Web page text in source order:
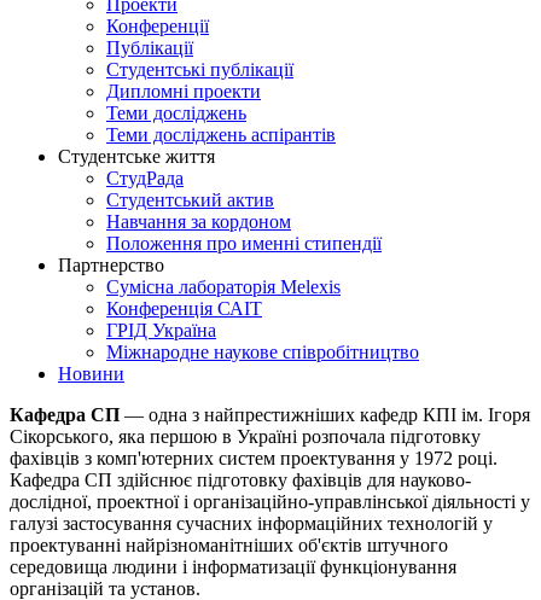
Проекти
Конференції
Публікації
Студентські публікації
Дипломні проекти
Теми досліджень
Теми досліджень аспірантів
Студентське життя
СтудРада
Студентський актив
Навчання за кордоном
Положення про именні стипендії
Партнерство
Сумісна лабораторія Melexis
Конференція САІТ
ГРІД Україна
Міжнародне наукове співробітництво
Новини
Кафедра СП — одна з найпрестижніших кафедр КПІ ім. Ігоря
Сікорського, яка першою в Україні розпочала підготовку
фахівців з комп'ютерних систем проектування у 1972 році.
Кафедра СП здійснює підготовку фахівців для науково-
дослідної, проектної і організаційно-управлінської діяльності у
галузі застосування сучасних інформаційних технологій у
проектуванні найрізноманітніших об'єктів штучного
середовища людини і інформатизації функціонування
організацій та установ.